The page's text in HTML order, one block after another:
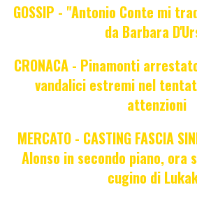
GOSSIP - "Antonio Conte mi
da Barbara
CRONACA - Pinamonti
vandalici estremi nel
attenzioni
MERCATO - CASTING FASCIA
Alonso in secondo piano,
cugino di